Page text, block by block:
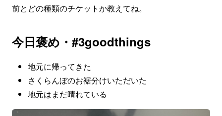
前とどの種類のチケットか教えてね。
今日褒め・#3goodthings
地元に帰ってきた
さくらんぼのお裾分けいただいた
地元はまだ晴れている